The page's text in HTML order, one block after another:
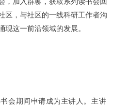
区，与社区的一线科研工作者沟
这一前沿领域的发展。
会期间申请成为主讲人。主讲